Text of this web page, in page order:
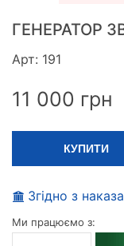
ГЕНЕРАТОР
Арт: 191
11 000 грн
КУПИТИ
Згідно з
Ми працюємо з: